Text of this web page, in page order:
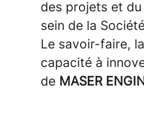
des projets et du
sein de la
Le savoir-faire,
capacité à
de MASER